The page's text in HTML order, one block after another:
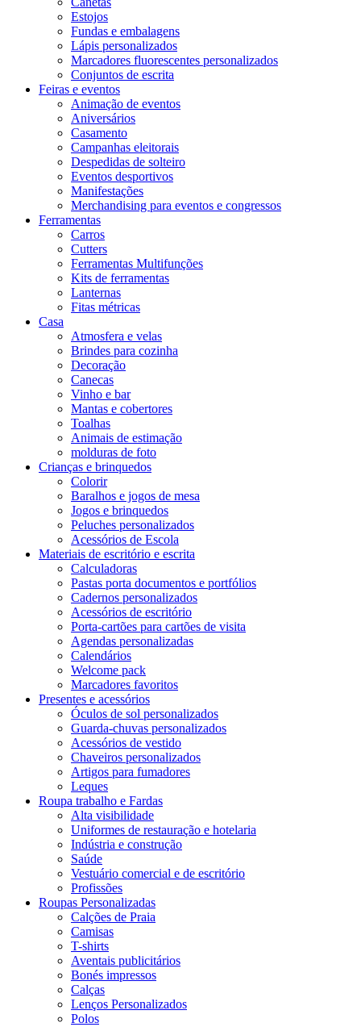
Estojos
Fundas e embalagens
Lápis personalizados
Marcadores fluorescentes personalizados
Conjuntos de escrita
Feiras e eventos
Animação de eventos
Aniversários
Casamento
Campanhas eleitorais
Despedidas de solteiro
Eventos desportivos
Manifestações
Merchandising para eventos e congressos
Ferramentas
Carros
Cutters
Ferramentas Multifunções
Kits de ferramentas
Lanternas
Fitas métricas
Casa
Atmosfera e velas
Brindes para cozinha
Decoração
Canecas
Vinho e bar
Mantas e cobertores
Toalhas
Animais de estimação
molduras de foto
Crianças e brinquedos
Colorir
Baralhos e jogos de mesa
Jogos e brinquedos
Peluches personalizados
Acessórios de Escola
Materiais de escritório e escrita
Calculadoras
Pastas porta documentos e portfólios
Cadernos personalizados
Acessórios de escritório
Porta-cartões para cartões de visita
Agendas personalizadas
Calendários
Welcome pack
Marcadores favoritos
Presentes e acessórios
Óculos de sol personalizados
Guarda-chuvas personalizados
Acessórios de vestido
Chaveiros personalizados
Artigos para fumadores
Leques
Roupa trabalho e Fardas
Alta visibilidade
Uniformes de restauração e hotelaria
Indústria e construção
Saúde
Vestuário comercial e de escritório
Profissões
Roupas Personalizadas
Calções de Praia
Camisas
T-shirts
Aventais publicitários
Bonés impressos
Calças
Lenços Personalizados
Polos